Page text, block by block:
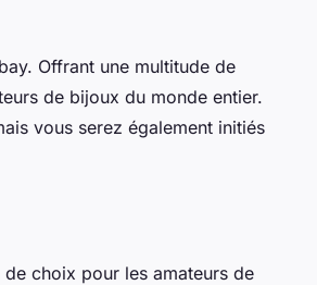
Offrant une multitude de
de bijoux du monde entier.
vous serez également initiés
choix pour les amateurs de